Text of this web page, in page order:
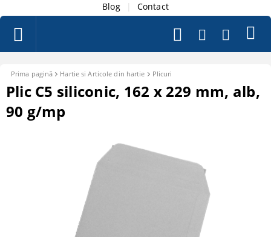
Blog
Contact
Prima pagină Hartie si Articole din hartie Plicuri
Plic C5 siliconic, 162 x 229 mm, alb,
90 g/mp